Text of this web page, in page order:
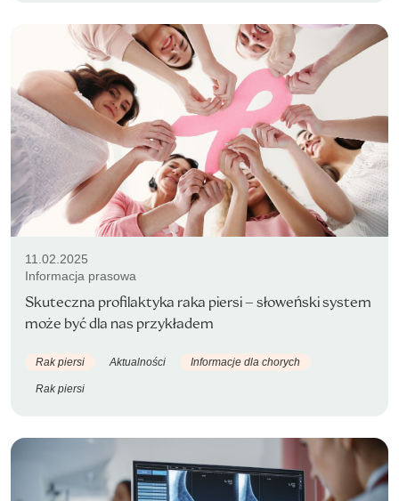
11.02.2025
Informacja prasowa
Skuteczna profilaktyka raka piersi – słoweński system
może być dla nas przykładem
Rak piersi Aktualności Informacje dla chorych
Rak piersi